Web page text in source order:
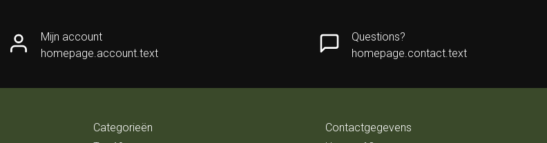
Mijn account
homepage.account.text
Questions?
homepage.contact.text
Categorieën Contactgegevens